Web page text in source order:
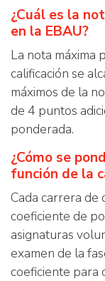
¿Cuál es la
en la EBAU?
La nota máxima
calificación se
máximos de la
de 4 puntos
ponderada.
¿Cómo se
función de la
Cada carrera de
coeficiente de
asignaturas
examen de la
coeficiente para